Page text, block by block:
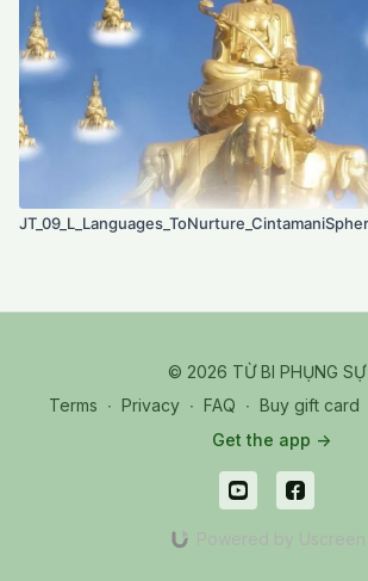
© 2026 TỪ BI PHỤNG SỰ
Terms ∙ Privacy ∙ FAQ ∙ Buy gift card
Get the app ->
Powered by Uscreen